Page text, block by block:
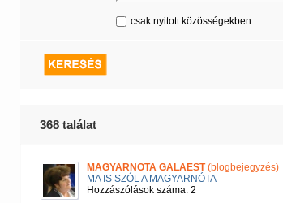
csak nyitott közösségekben
368 találat
MAGYARNOTA GALAEST(blogbejegyzés)
MA IS SZÓL A MAGYARNÓTA
Hozzászólások száma: 2